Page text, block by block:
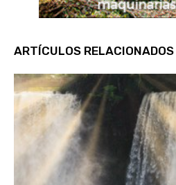
ARTÍCULOS RELACIONADOS